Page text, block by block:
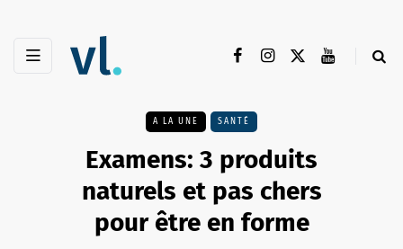
A LA UNE SANTÉ
Examens: 3 produits
naturels et pas chers
pour être en forme